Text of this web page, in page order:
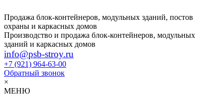
Продажа блок-контейнеров, модульных зданий, постов
охраны и каркасных домов
Производство и продажа блок-контейнеров, модульных
зданий и каркасных домов
info@psb-stroy.ru
+7 (921) 964-63-00
Обратный звонок
×
МЕНЮ